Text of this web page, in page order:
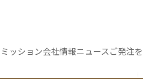
ミッション会社情報ニュース ご発注を